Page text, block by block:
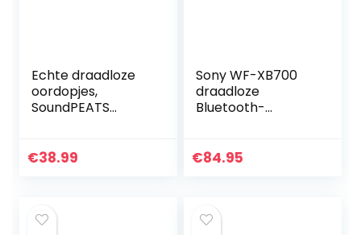
Echte draadloze
oordopjes,
SoundPEATS
koptelefoon in-ear
€38.99
Sony WF-XB700
draadloze
Bluetooth-
uur en snel
€84.95